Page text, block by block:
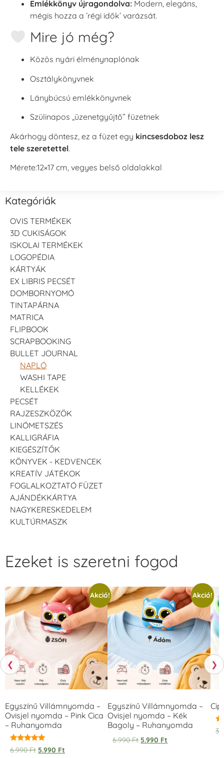
Emlékkönyv újragondolva: Modern, elegáns,
mégis hozza a ’régi idők’ varázsát.
Mire jó még?
Közös nyári élménynaplónak
Osztálykönyvnek
Lánybúcsú emlékkönyvnek
Szülinapos „üzenetgyűjtő” füzetnek
Akárhogy döntesz, ez a füzet egy kincsesdoboz lesz
tele szeretettel.
Mérete:12×17 cm, vegyes belső oldalakkal
Kategóriák
OVIS TERMÉKEK
3D CUKISÁGOK
ISKOLAI TERMÉKEK
LOGOPÉDIA
KÁRTYÁK
EX LIBRIS PECSÉT
DOMBORNYOMÓ
TINTAPÁRNA
MATRICA
FLIPBOOK
SCRAPBOOKING
BULLET JOURNAL
NAPLÓ
WASHI TAPE
KELLÉKEK
PECSÉT
RAJZESZKÖZÖK
LINÓMETSZÉS
KALLIGRÁFIA
KIEGÉSZÍTŐK
KÖNYVEK - KEDVENCEK
KREATÍV JÁTÉKOK
FOGLALKOZTATÓ FÜZET
AJÁNDÉKKÁRTYA
NAGYKERESKEDELEM
KULTÚRMASZK
❮
Ezeket is szeretni fogod
Akció!
Egyszínű Villámnyomda –
Ovisjel nyomda – Pink Cica
– Ruhanyomda
Értékelés:
5.00
6.990Ft 5.990 Ft
Akció!
Egyszínű Villámnyomda –
Ovisjel nyomda – Kék
Bagoly – Ruhanyomda
6.990Ft 5.990 Ft
❯